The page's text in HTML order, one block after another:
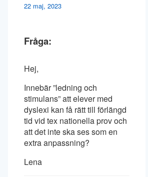
22 maj, 2023
Fråga:
Hej,
Innebär ”ledning och
stimulans” att elever med
dyslexi kan få rätt till förlängd
tid vid tex nationella prov och
att det inte ska ses som en
extra anpassning?
Lena